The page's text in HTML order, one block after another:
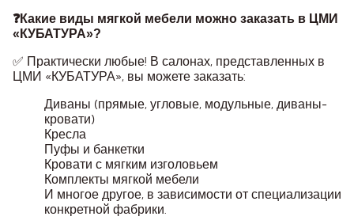
❓Какие виды мягкой мебели можно заказать в ЦМИ
«КУБАТУРА»?
✅ Практически любые! В салонах, представленных в
ЦМИ «КУБАТУРА», вы можете заказать:
Диваны (прямые, угловые, модульные, диваны-
кровати)
Кресла
Пуфы и банкетки
Кровати с мягким изголовьем
Комплекты мягкой мебели
И многое другое, в зависимости от специализации
конкретной фабрики.